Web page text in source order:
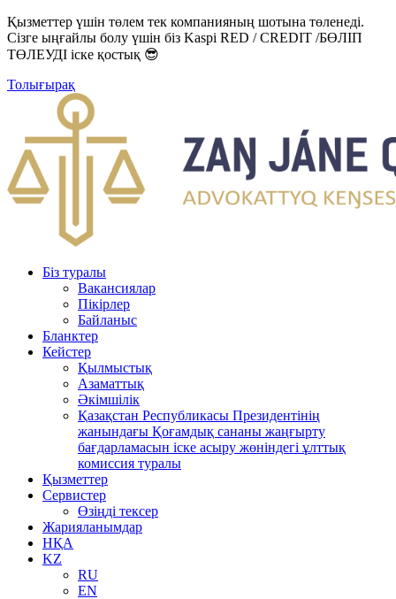
Қызметтер үшін төлем тек компанияның шотына төленеді.
Сізге ыңғайлы болу үшін біз Kaspi RED / CREDIT /БӨЛІП
ТӨЛЕУДІ іске қостық 😎
Толығырақ
Біз туралы
Вакансиялар
Пікірлер
Байланыс
Бланктер
Кейстер
Қылмыстық
Азаматтық
Әкімшілік
Қазақстан Республикасы Президентінің
жанындағы Қоғамдық сананы жаңғырту
бағдарламасын іске асыру жөніндегі ұлттық
комиссия туралы
Қызметтер
Сервистер
Өзіңді тексер
Жарияланымдар
НҚА
KZ
RU
EN